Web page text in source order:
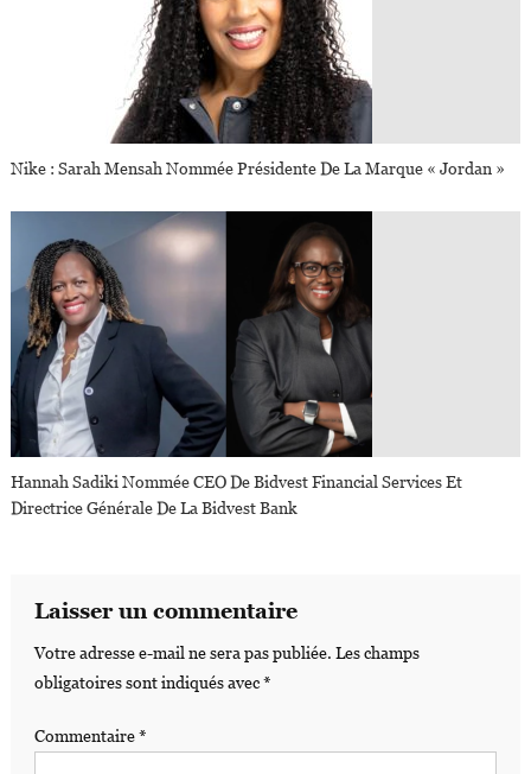
Nike : Sarah Mensah Nommée Présidente De La Marque « Jordan »
Hannah Sadiki Nommée CEO De Bidvest Financial Services Et
Directrice Générale De La Bidvest Bank
Laisser un commentaire
Votre adresse e-mail ne sera pas publiée. Les champs
obligatoires sont indiqués avec*
Commentaire*